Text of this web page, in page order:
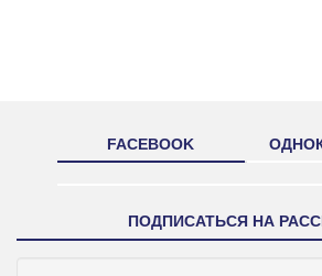
FACEBOOK
ПОДПИСАТЬСЯ НА